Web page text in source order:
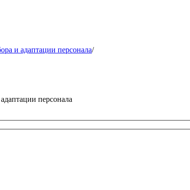
и адаптации персонала/
персонала